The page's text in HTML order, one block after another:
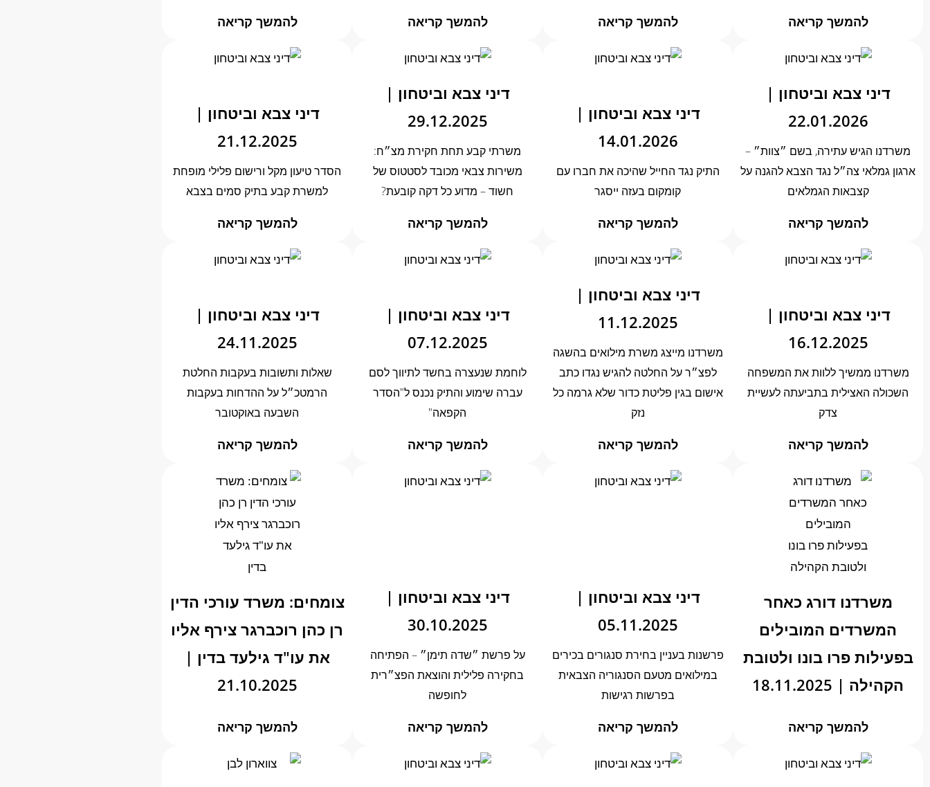
להמשך קריאה להמשך קריאה להמשך קריאה להמשך קריאה
דיני צבא וביטחון |
22.01.2026
משרדנו הגיש עתירה, בשם ״צוות״ –
ארגון גמלאי צה״ל נגד הצבא להגנה על
קצבאות הגמלאים
להמשך קריאה
דיני צבא וביטחון |
14.01.2026
התיק נגד החייל שהיכה את חברו עם
קומקום בעזה ייסגר
להמשך קריאה
דיני צבא וביטחון |
29.12.2025
משרתי קבע תחת חקירת מצ״ח:
משירות צבאי מכובד לסטטוס של
חשוד – מדוע כל דקה קובעת?
להמשך קריאה
דיני צבא וביטחון |
21.12.2025
הסדר טיעון מקל ורישום פלילי מופחת
למשרת קבע בתיק סמים בצבא
להמשך קריאה
דיני צבא וביטחון |
16.12.2025
משרדנו ממשיך ללוות את המשפחה
השכולה האצילית בתביעתה לעשיית
צדק
להמשך קריאה
דיני צבא וביטחון |
11.12.2025
משרדנו מייצג משרת מילואים בהשגה
לפצ״ר על החלטה להגיש נגדו כתב
אישום בגין פליטת כדור שלא גרמה כל
נזק
להמשך קריאה
דיני צבא וביטחון |
07.12.2025
לוחמת שנעצרה בחשד לתיווך לסם
עברה שימוע והתיק נכנס ל"הסדר
הקפאה"
להמשך קריאה
דיני צבא וביטחון |
24.11.2025
שאלות ותשובות בעקבות החלטת
הרמטכ״ל על ההדחות בעקבות
השבעה באוקטובר
להמשך קריאה
משרדנו דורג כאחר
המשרדים המובילים
בפעילות פרו בונו ולטובת
הקהילה | 18.11.2025
להמשך קריאה
דיני צבא וביטחון |
05.11.2025
פרשנות בעניין בחירת סנגורים בכירים
במילואים מטעם הסנגוריה הצבאית
בפרשות רגישות
להמשך קריאה
דיני צבא וביטחון |
30.10.2025
על פרשת ״שדה תימן״ – הפתיחה
בחקירה פלילית והוצאת הפצ״רית
לחופשה
להמשך קריאה
צומחים: משרד עורכי הדין
רן כהן רוכברגר צירף אליו
את עו"ד גילעד בדין |
21.10.2025
להמשך קריאה